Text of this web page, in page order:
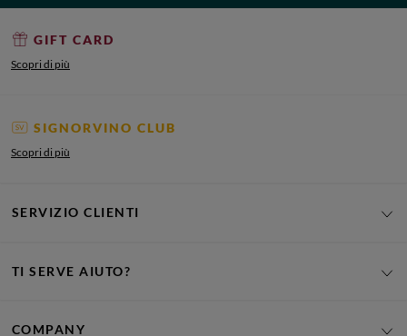
GIFT CARD
Scopri di più
SIGNORVINO CLUB
Scopri di più
SERVIZIO CLIENTI
TI SERVE AIUTO?
COMPANY